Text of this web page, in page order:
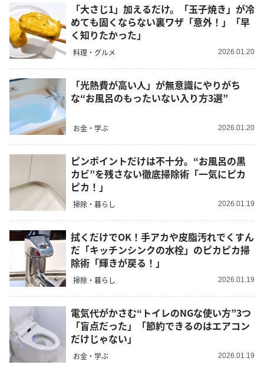
「大さじ1」加えるだけ。「玉子焼き」が冷
めても固くならない裏ワザ「意外！」「早
く知りたかった」
料理・グルメ 2026.01.20
「光熱費が高い人」が無意識にやりがち
な“お風呂のもったいない入り方3選”
お金・学ぶ 2026.01.20
ピンポイントだけは不十分。“お風呂の黒
カビ”を残さない徹底掃除術「一気にピカ
ピカ！」
掃除・暮らし 2026.01.19
拭くだけでOK！手アカや皮脂汚れでくすん
だ「キッチンシンクの水栓」のピカピカ掃
除術「輝きが戻る！」
掃除・暮らし 2026.01.19
電気代がかさむ“トイレのNGな使い方”3つ
「盲点だった」「節約できるのはエアコン
だけじゃない」
お金・学ぶ 2026.01.19